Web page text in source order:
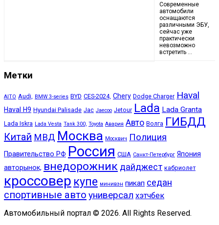
Современные
автомобили
оснащаются
различными ЭБУ,
сейчас уже
практически
невозможно
встретить …
Метки
AITO Audi, BMW 3-series BYD CES-2024, Chery Dodge Charger Haval
Haval H9 Hyundai Palisade Jac Jaecoo Jetour Lada Lada Granta
Lada Iskra Lada Vesta Tank 300, Toyota Авария Авто Волга ГИБДД
Китай МВД Москва Москвич Полиция
Правительство РФ Россия США Санкт-Петербург Япония
авторынок, внедорожник дайджест кабриолет
кроссовер купе минивэн пикап седан
спортивные авто универсал хэтчбек
Автомобильный портал © 2026. All Rights Reserved.